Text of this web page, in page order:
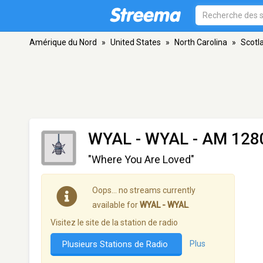
Amérique du Nord » United States » North Carolina »
WYAL - WYAL - AM
"Where You Are Loved"
Oops… no streams currently
available forWYAL - WYAL.
Visitez le site de la station de radio
Plusieurs Stations de Radio Plus